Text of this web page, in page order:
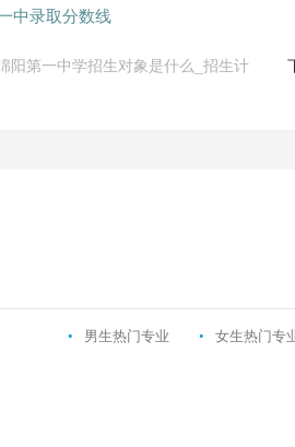
中录取分数线
阳第一中学招生对象是什么_招生计
• 男生热门专业 • 女生热门专